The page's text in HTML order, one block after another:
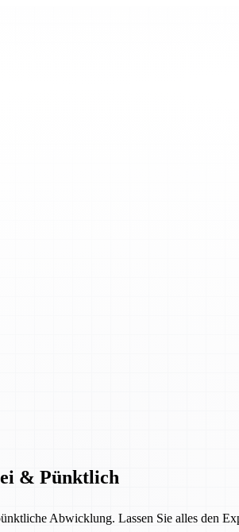
& Pünktlich
Abwicklung. Lassen Sie alles den